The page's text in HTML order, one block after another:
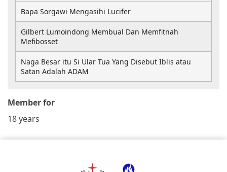
Member for
18 years
Bapa Sorgawi Mengasihi Lucifer
Gilbert Lumoindong Membual Dan Memfitnah
Mefibosset
Naga Besar itu Si Ular Tua Yang Disebut Iblis atau
Satan Adalah ADAM